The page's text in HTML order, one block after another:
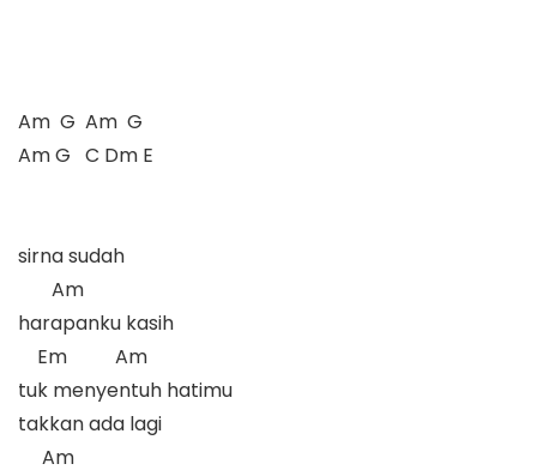
Am  G  Am  G
Am G   C Dm E
sirna sudah
       Am
harapanku kasih
    Em          Am
tuk menyentuh hatimu
takkan ada lagi
     Am